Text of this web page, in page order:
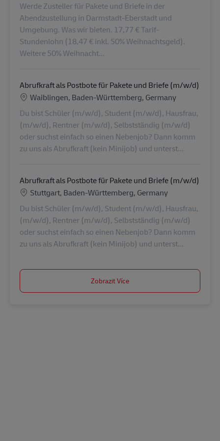
Werde Zusteller für Pakete und Briefe in der
Abendzustellung in Darmstadt-Eberstadt und
Umgebung. Was wir bieten. 17,77 € Tarif-
Stundenlohn (18,47 € inkl. 50% Weihnachtsgeld).
Weitere 50% Weihnacht...
Abrufkraft als Postbote für Pakete und Briefe (m/w/d)
Location
Waiblingen, Baden-Württemberg, Germany
Du bist Schüler (m/w/d), Student (m/w/d), Hausfrau,
(m/w/d), Rentner (m/w/d), Selbstständig (m/w/d)
oder suchst einfach so einen Nebenjob? Dann komm
zu uns als Abrufkraft (kein Minijob) und unterst...
Abrufkraft als Postbote für Pakete und Briefe (m/w/d)
Location
Stuttgart, Baden-Württemberg, Germany
Du bist Schüler (m/w/d), Student (m/w/d), Hausfrau,
(m/w/d), Rentner (m/w/d), Selbstständig (m/w/d)
oder suchst einfach so einen Nebenjob? Dann komm
zu uns als Abrufkraft (kein Minijob) und unterst...
Zobrazit Více